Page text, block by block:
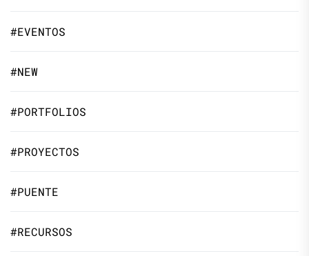
#EVENTOS
#NEW
#PORTFOLIOS
#PROYECTOS
#PUENTE
#RECURSOS